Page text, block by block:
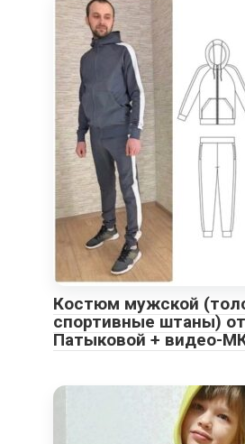
Костюм мужской
спортивные штаны)
Патыковой + видео-